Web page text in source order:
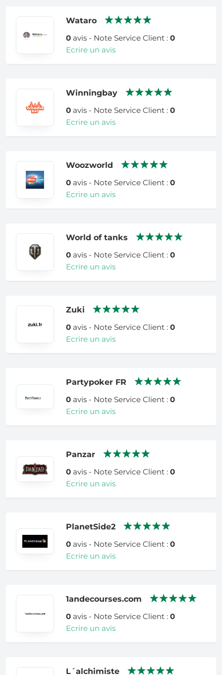
Wataro
0avis - Note Service Client : 0
Ecrire un avis
Winningbay
0avis - Note Service Client : 0
Ecrire un avis
Woozworld
0avis - Note Service Client : 0
Ecrire un avis
World of tanks
0avis - Note Service Client : 0
Ecrire un avis
Zuki
0avis - Note Service Client : 0
Ecrire un avis
Partypoker FR
0avis - Note Service Client : 0
Ecrire un avis
Panzar
0avis - Note Service Client : 0
Ecrire un avis
PlanetSide2
0avis - Note Service Client : 0
Ecrire un avis
1andecourses.com
0avis - Note Service Client : 0
Ecrire un avis
L´alchimiste